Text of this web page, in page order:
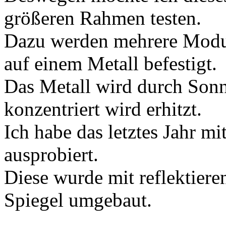
größeren Rahmen testen.
Dazu werden mehrere
auf einem Metall befestigt.
Das Metall wird durch
konzentriert wird erhitzt.
Ich habe das letztes Jahr
ausprobiert.
Diese wurde mit
Spiegel umgebaut.